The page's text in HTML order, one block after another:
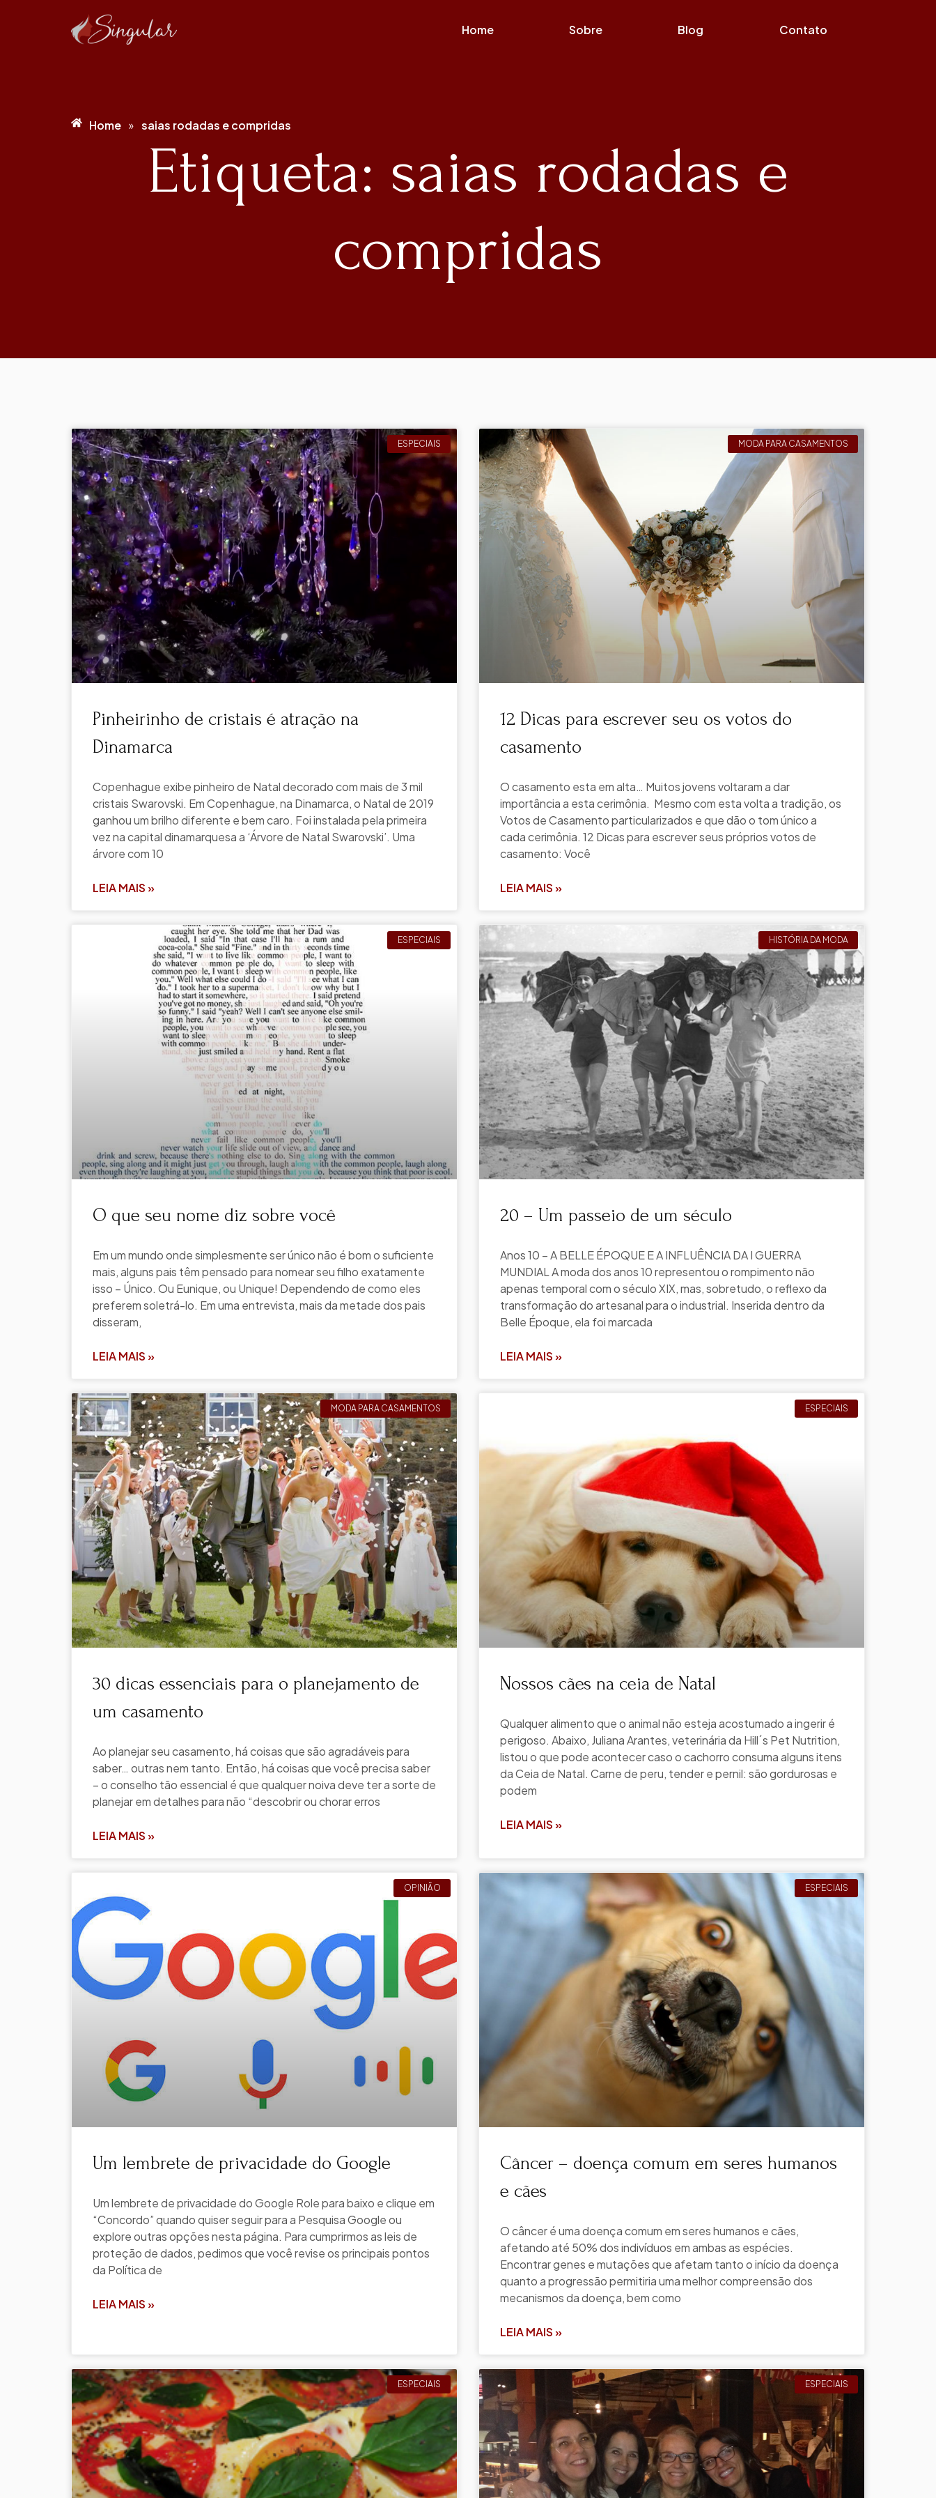
Home Sobre Blog Contato
Home » saias rodadas e compridas
Etiqueta: saias rodadas e
compridas
ESPECIAIS
Pinheirinho de cristais é atração na
Dinamarca
Copenhague exibe pinheiro de Natal decorado com mais de 3 mil
cristais Swarovski. Em Copenhague, na Dinamarca, o Natal de 2019
ganhou um brilho diferente e bem caro. Foi instalada pela primeira
vez na capital dinamarquesa a ‘Árvore de Natal Swarovski’. Uma
árvore com 10
LEIA MAIS »
MODA PARA CASAMENTOS
12 Dicas para escrever seu os votos do
casamento
O casamento esta em alta… Muitos jovens voltaram a dar
importância a esta cerimônia. Mesmo com esta volta a tradição, os
Votos de Casamento particularizados e que dão o tom único a
cada cerimônia. 12 Dicas para escrever seus próprios votos de
casamento: Você
LEIA MAIS »
ESPECIAIS
O que seu nome diz sobre você
Em um mundo onde simplesmente ser único não é bom o suficiente
mais, alguns pais têm pensado para nomear seu filho exatamente
isso – Único. Ou Eunique, ou Unique! Dependendo de como eles
preferem soletrá-lo. Em uma entrevista, mais da metade dos pais
disseram,
LEIA MAIS »
HISTÓRIA DA MODA
20 – Um passeio de um século
Anos 10 – A BELLE ÉPOQUE E A INFLUÊNCIA DA I GUERRA
MUNDIAL A moda dos anos 10 representou o rompimento não
apenas temporal com o século XIX, mas, sobretudo, o reflexo da
transformação do artesanal para o industrial. Inserida dentro da
Belle Époque, ela foi marcada
LEIA MAIS »
MODA PARA CASAMENTOS
30 dicas essenciais para o planejamento de
um casamento
Ao planejar seu casamento, há coisas que são agradáveis para
saber… outras nem tanto. Então, há coisas que você precisa saber
– o conselho tão essencial é que qualquer noiva deve ter a sorte de
planejar em detalhes para não “descobrir ou chorar erros
LEIA MAIS »
ESPECIAIS
Nossos cães na ceia de Natal
Qualquer alimento que o animal não esteja acostumado a ingerir é
perigoso. Abaixo, Juliana Arantes, veterinária da Hill´s Pet Nutrition,
listou o que pode acontecer caso o cachorro consuma alguns itens
da Ceia de Natal. Carne de peru, tender e pernil: são gordurosas e
podem
LEIA MAIS »
OPINIÃO
Um lembrete de privacidade do Google
Um lembrete de privacidade do Google Role para baixo e clique em
“Concordo” quando quiser seguir para a Pesquisa Google ou
explore outras opções nesta página. Para cumprirmos as leis de
proteção de dados, pedimos que você revise os principais pontos
da Política de
LEIA MAIS »
ESPECIAIS
Câncer – doença comum em seres humanos
e cães
O câncer é uma doença comum em seres humanos e cães,
afetando até 50% dos indivíduos em ambas as espécies.
Encontrar genes e mutações que afetam tanto o início da doença
quanto a progressão permitiria uma melhor compreensão dos
mecanismos da doença, bem como
LEIA MAIS »
ESPECIAIS ESPECIAIS